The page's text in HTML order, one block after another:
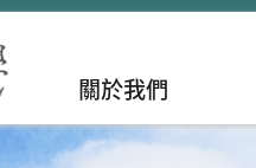
關於我們